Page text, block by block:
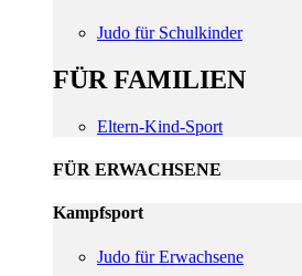
Judo für Schulkinder
FÜR FAMILIEN
Eltern-Kind-Sport
FÜR ERWACHSENE
Kampfsport
Judo für Erwachsene